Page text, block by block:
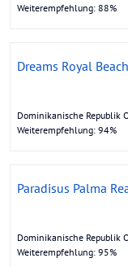
Weiterempfehlung: 88%
Dreams Royal
Dominikanische Republik
Weiterempfehlung: 94%
Paradisus Palma
Dominikanische Republik
Weiterempfehlung: 95%